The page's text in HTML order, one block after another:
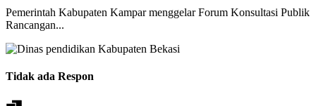
Pemerintah Kabupaten Kampar menggelar Forum Konsultasi Publik
Rancangan...
Tidak ada Respon